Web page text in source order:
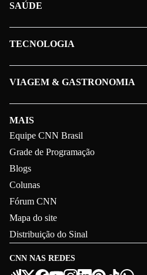
CNN NAS REDES
MAIS
Equipe CNN Brasil
Grade de Programação
Blogs
Colunas
Fórum CNN
Mapa do site
Distribuição do Sinal
SAÚDE
TECNOLOGIA
VIAGEM & GASTRONOMIA